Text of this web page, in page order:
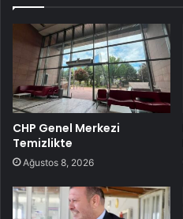
CHP Genel Merkezi
Temizlikte
Ağustos 8, 2026